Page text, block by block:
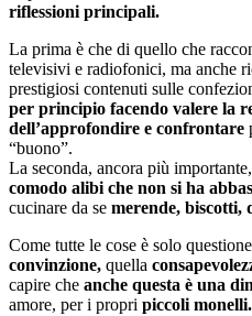
riflessioni principali.
La prima è che di quello che
televisivi e radiofonici, ma anche
prestigiosi contenuti sulle
per principio facendo valere la
dell’approfondire e confrontare
“buono”.
La seconda, ancora più
comodo alibi che non si ha
cucinare da se merende, biscotti,
Come tutte le cose è solo
convinzione, quella
capire che anche questa è una
amore, per i propri piccoli monelli.